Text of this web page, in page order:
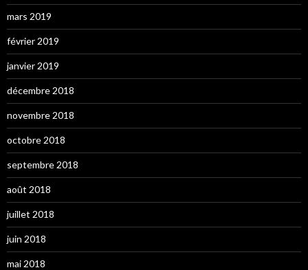
mars 2019
février 2019
janvier 2019
décembre 2018
novembre 2018
octobre 2018
septembre 2018
août 2018
juillet 2018
juin 2018
mai 2018